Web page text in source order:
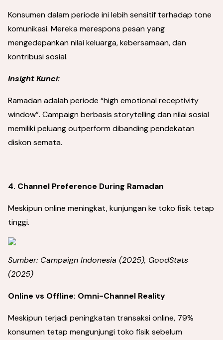
Konsumen dalam periode ini lebih sensitif terhadap tone
komunikasi. Mereka merespons pesan yang
mengedepankan nilai keluarga, kebersamaan, dan
kontribusi sosial.
Insight Kunci:
Ramadan adalah periode “high emotional receptivity
window”. Campaign berbasis storytelling dan nilai sosial
memiliki peluang outperform dibanding pendekatan
diskon semata.
4. Channel Preference During Ramadan
Meskipun online meningkat, kunjungan ke toko fisik tetap
tinggi.
Sumber: Campaign Indonesia (2025), GoodStats
(2025)
Online vs Offline: Omni-Channel Reality
Meskipun terjadi peningkatan transaksi online, 79%
konsumen tetap mengunjungi toko fisik sebelum